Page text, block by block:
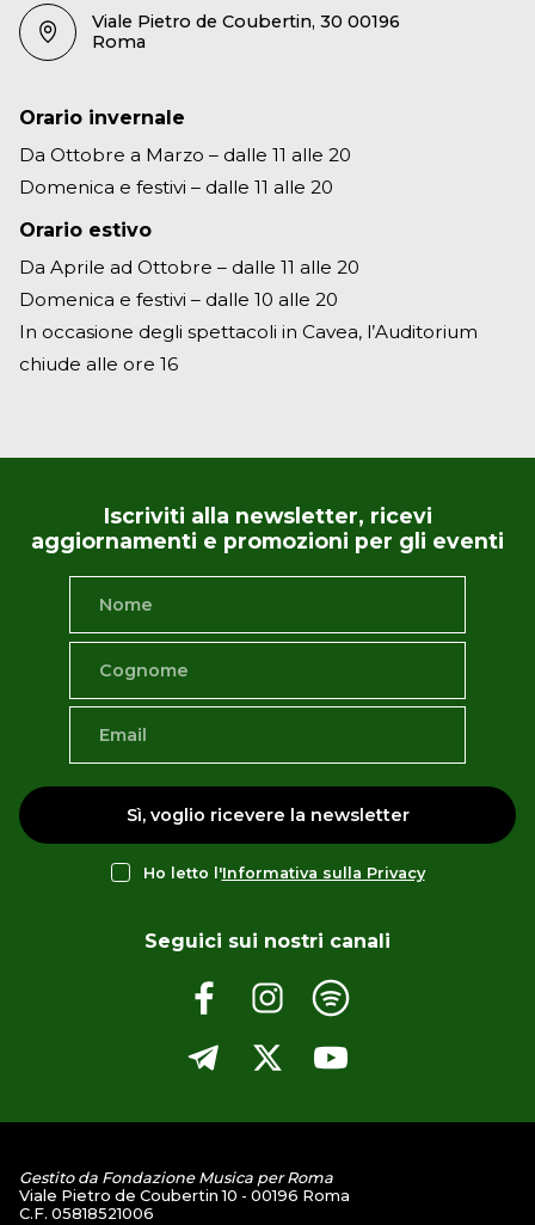
Viale Pietro de Coubertin, 30 00196
Roma
Orario invernale
Da Ottobre a Marzo – dalle 11 alle 20
Domenica e festivi – dalle 11 alle 20
Orario estivo
Da Aprile ad Ottobre – dalle 11 alle 20
Domenica e festivi – dalle 10 alle 20
In occasione degli spettacoli in Cavea, l’Auditorium
chiude alle ore 16
Iscriviti alla newsletter, ricevi
aggiornamenti e promozioni per gli eventi
Sì, voglio ricevere la newsletter
Ho letto l'Informativa sulla Privacy
Seguici sui nostri canali
Gestito da Fondazione Musica per Roma
Viale Pietro de Coubertin 10 - 00196 Roma
C.F. 05818521006